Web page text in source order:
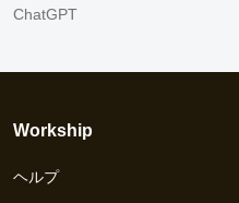
ChatGPT
Workship
ヘルプ